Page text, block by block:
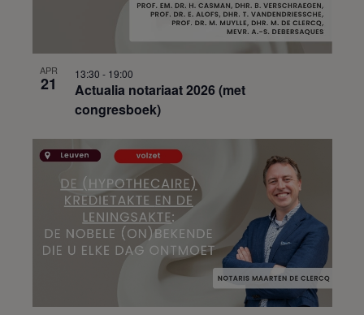
APR
21
Actualia notariaat 2026 (met
congresboek)
13:30 - 19:00